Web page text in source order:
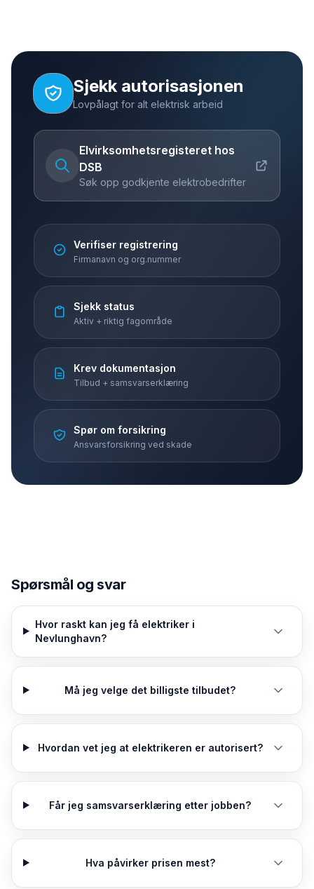
Sjekk autorisasjonen
Lovpålagt for alt elektrisk arbeid
Elvirksomhetsregisteret hos
DSB
Søk opp godkjente elektrobedrifter
Verifiser registrering
Firmanavn og org.nummer
Sjekk status
Aktiv + riktig fagområde
Krev dokumentasjon
Tilbud + samsvarserklæring
Spør om forsikring
Ansvarsforsikring ved skade
Spørsmål og svar
Hvor raskt kan jeg få elektriker i
Nevlunghavn?
Må jeg velge det billigste tilbudet?
Hvordan vet jeg at elektrikeren er autorisert?
Får jeg samsvarserklæring etter jobben?
Hva påvirker prisen mest?